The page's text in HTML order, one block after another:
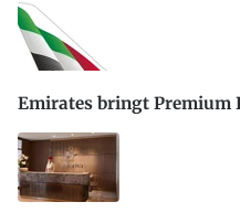
Emirates bringt Premium